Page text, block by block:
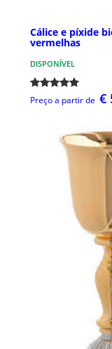
Cálice e píxide
vermelhas
DISPONÍVEL
Preço a partir de €